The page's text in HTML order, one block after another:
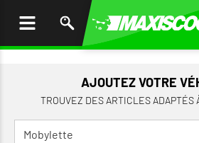
AJOUTEZ VOTRE
TROUVEZ DES ARTICLES ADAPTÉS